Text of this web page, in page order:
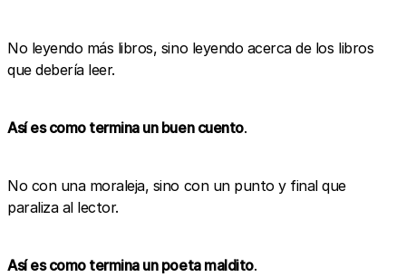
No leyendo más libros, sino leyendo acerca de los libros
que debería leer.
Así es como termina un buen cuento.
No con una moraleja, sino con un punto y final que
paraliza al lector.
Así es como termina un poeta maldito.